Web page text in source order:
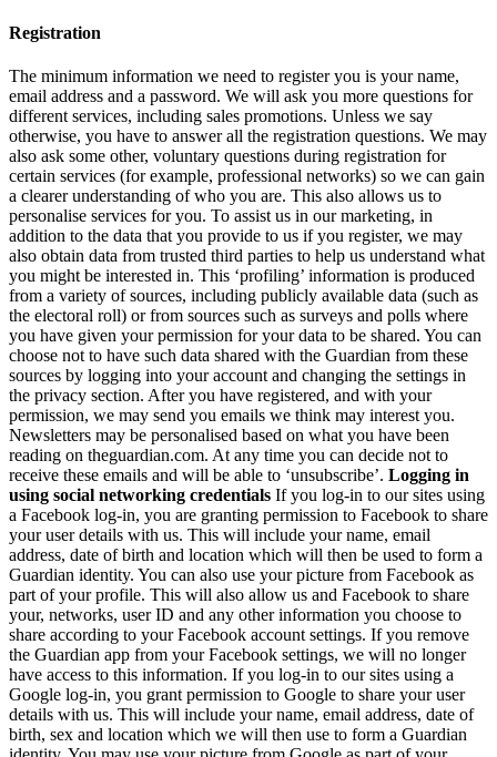
Registration
The minimum information we need to register you is your name,
email address and a password. We will ask you more questions for
different services, including sales promotions. Unless we say
otherwise, you have to answer all the registration questions. We may
also ask some other, voluntary questions during registration for
certain services (for example, professional networks) so we can gain
a clearer understanding of who you are. This also allows us to
personalise services for you. To assist us in our marketing, in
addition to the data that you provide to us if you register, we may
also obtain data from trusted third parties to help us understand what
you might be interested in. This ‘profiling’ information is produced
from a variety of sources, including publicly available data (such as
the electoral roll) or from sources such as surveys and polls where
you have given your permission for your data to be shared. You can
choose not to have such data shared with the Guardian from these
sources by logging into your account and changing the settings in
the privacy section. After you have registered, and with your
permission, we may send you emails we think may interest you.
Newsletters may be personalised based on what you have been
reading on theguardian.com. At any time you can decide not to
receive these emails and will be able to ‘unsubscribe’. Logging in
using social networking credentials If you log-in to our sites using
a Facebook log-in, you are granting permission to Facebook to share
your user details with us. This will include your name, email
address, date of birth and location which will then be used to form a
Guardian identity. You can also use your picture from Facebook as
part of your profile. This will also allow us and Facebook to share
your, networks, user ID and any other information you choose to
share according to your Facebook account settings. If you remove
the Guardian app from your Facebook settings, we will no longer
have access to this information. If you log-in to our sites using a
Google log-in, you grant permission to Google to share your user
details with us. This will include your name, email address, date of
birth, sex and location which we will then use to form a Guardian